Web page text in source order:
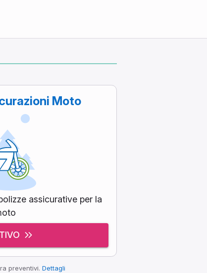
Moto
assicurative per la
preventivi. Dettagli